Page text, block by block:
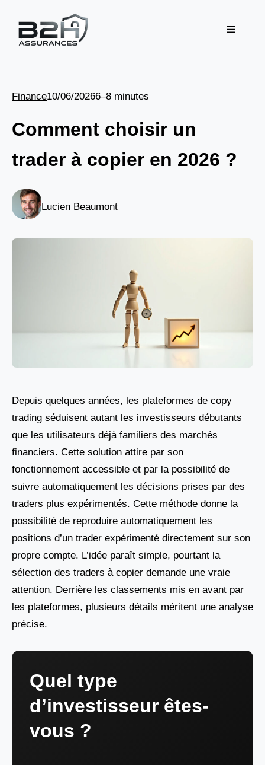
contenu
Menu
Finance10/06/20266–8 minutes
Comment choisir un
trader à copier en 2026 ?
Lucien Beaumont
Depuis quelques années, les plateformes de copy
trading séduisent autant les investisseurs débutants
que les utilisateurs déjà familiers des marchés
financiers. Cette solution attire par son
fonctionnement accessible et par la possibilité de
suivre automatiquement les décisions prises par des
traders plus expérimentés. Cette méthode donne la
possibilité de reproduire automatiquement les
positions d’un trader expérimenté directement sur son
propre compte. L’idée paraît simple, pourtant la
sélection des traders à copier demande une vraie
attention. Derrière les classements mis en avant par
les plateformes, plusieurs détails méritent une analyse
précise.
Quel type
d’investisseur êtes-
vous ?